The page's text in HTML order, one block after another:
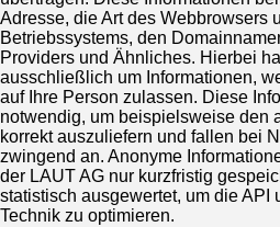
Adresse, die Art des Webbrowsers
Betriebssystems, den
Providers und Ähnliches. Hierbei
ausschließlich um Informationen,
auf Ihre Person zulassen. Diese
notwendig, um beispielsweise den
korrekt auszuliefern und fallen bei
zwingend an. Anonyme
der LAUT AG nur kurzfristig
statistisch ausgewertet, um die API
Technik zu optimieren.